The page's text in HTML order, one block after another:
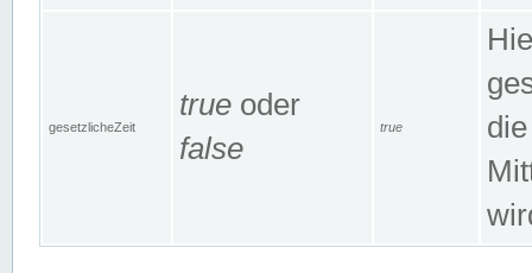
gesetzlicheZeit
true oder
false
true